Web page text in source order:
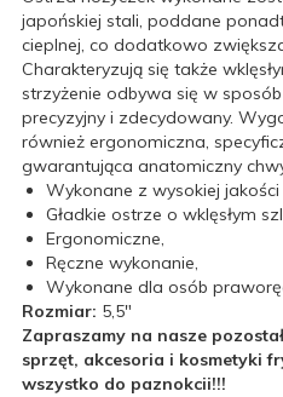
japońskiej stali, poddane
cieplnej, co dodatkowo
Charakteryzują się także
strzyżenie odbywa się w
precyzyjny i zdecydowany.
również ergonomiczna,
gwarantująca anatomiczny
Wykonane z wysokiej
Gładkie ostrze o wklęsłym
Ergonomiczne,
Ręczne wykonanie,
Wykonane dla osób
Rozmiar: 5,5"
Zapraszamy na nasze
sprzęt, akcesoria i kosmetyki
wszystko do paznokcii!!!